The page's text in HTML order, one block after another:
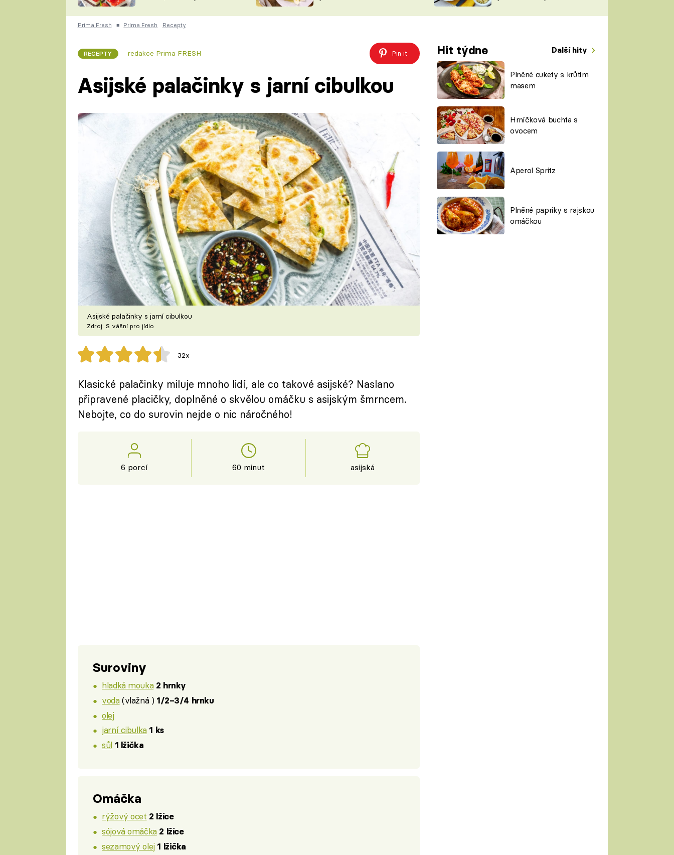
ČESKO NA TALÍŘI
KUCHAŘKA
VYCHYTÁVKY
ŠÉFREDAKTORKY
ČASOPIS
Prima Fresh ■ Prima Fresh Recepty
RECEPTY redakce Prima FRESH Pin it Hit týdne Další hity
Plněné cukety s krůtím
masem
Hrníčková buchta s
ovocem
Aperol Spritz
Plněné papriky s rajskou
omáčkou
Asijské palačinky s jarní cibulkou
Asijské palačinky s jarní cibulkou
Zdroj: S vášní pro jídlo
32x
Klasické palačinky miluje mnoho lidí, ale co takové asijské? Naslano
připravené placičky, doplněné o skvělou omáčku s asijským šmrncem.
Nebojte, co do surovin nejde o nic náročného!
6 porcí 60 minut asijská
Suroviny
hladká mouka 2 hrnky
voda(vlažná ) 1/2–3/4 hrnku
olej
jarní cibulka 1 ks
sůl 1 lžička
Omáčka
rýžový ocet 2 lžíce
sójová omáčka 2 lžíce
sezamový olej 1 lžička